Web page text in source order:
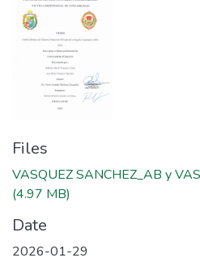
Files
VASQUEZ SANCHEZ_AB y
(4.97 MB)
Date
2026-01-29